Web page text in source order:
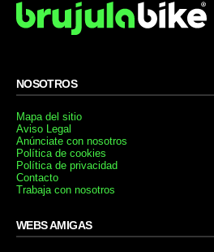
NOSOTROS
Mapa del sitio
Aviso Legal
Anúnciate con nosotros
Política de cookies
Política de privacidad
Contacto
Trabaja con nosotros
WEBS AMIGAS